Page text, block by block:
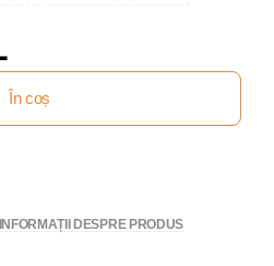
În coș
DESPRE PRODUS